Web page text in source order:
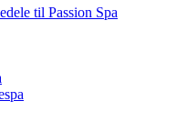
til Passion Spa